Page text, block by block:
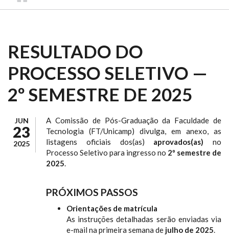
RESULTADO DO
PROCESSO SELETIVO —
2º SEMESTRE DE 2025
JUN
23
2025
A Comissão de Pós-Graduação da Faculdade de
Tecnologia (FT/Unicamp) divulga, em anexo, as
listagens oficiais dos(as) aprovados(as) no
Processo Seletivo para ingresso no 2º semestre de
2025.
PRÓXIMOS PASSOS
Orientações de matrícula
As instruções detalhadas serão enviadas via
e-mail na primeira semana de julho de 2025.